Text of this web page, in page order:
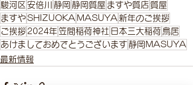
駿河区 安倍川 静岡 静岡質屋 ますや質店 質屋
ますやSHIZUOKA MASUYA 新年のご挨拶
ご挨拶 2024年 笠間稲荷神社 日本三大稲荷 鳥居
あけましておめでとうございます 静岡MASUYA
最新情報